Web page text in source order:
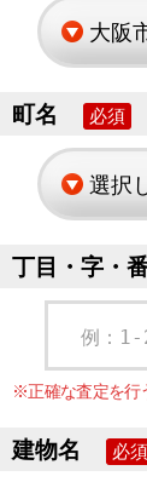
町名 必須
丁目・字・
例：
※正確な査定を行
建物名 必須